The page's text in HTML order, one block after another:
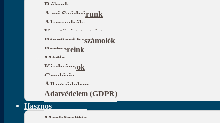
Rólunk
A mi Szádvárunk
Alapszabály
Vezetőség, tagság
Pénzügyi beszámolók
Partnereink
Média
Kiadványok
Geodézia
Állagvédelem
Adatvédelem (GDPR)
Hasznos
Megközelítés